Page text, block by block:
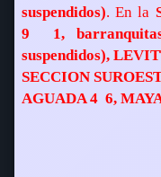
suspendidos). En la
9  1,
suspendidos),
SECCION
AGUADA 4  6,